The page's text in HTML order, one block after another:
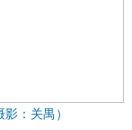
：关禺）